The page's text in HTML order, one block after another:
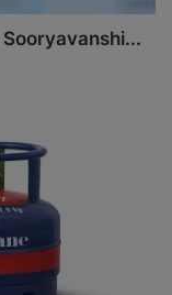
Sooryavanshi...